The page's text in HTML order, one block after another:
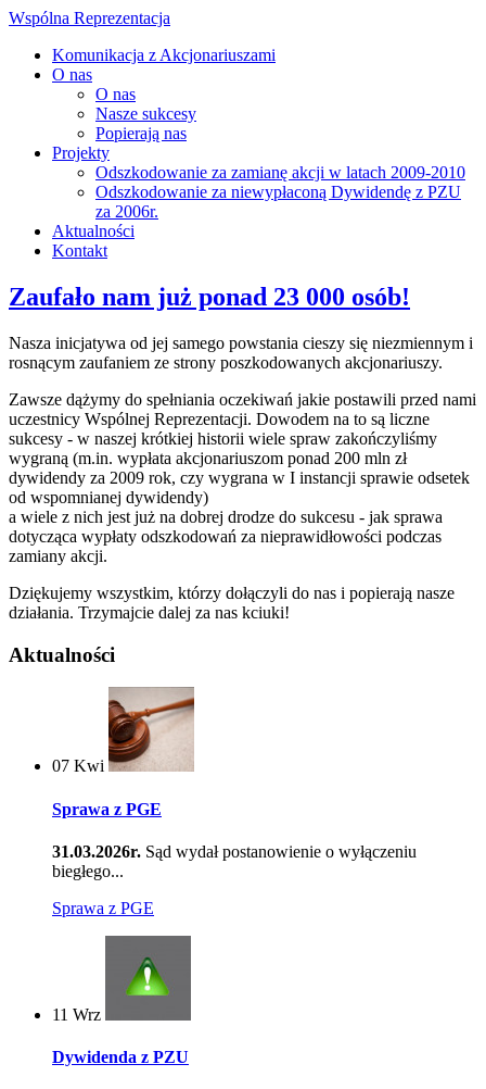
Wspólna Reprezentacja
Komunikacja z Akcjonariuszami
O nas
O nas
Nasze sukcesy
Popierają nas
Projekty
Odszkodowanie za zamianę akcji w latach 2009-2010
Odszkodowanie za niewypłaconą Dywidendę z PZU
za 2006r.
Aktualności
Kontakt
Zaufało nam już ponad 23 000 osób!
Nasza inicjatywa od jej samego powstania cieszy się niezmiennym i
rosnącym zaufaniem ze strony poszkodowanych akcjonariuszy.
Zawsze dążymy do spełniania oczekiwań jakie postawili przed nami
uczestnicy Wspólnej Reprezentacji. Dowodem na to są liczne
sukcesy - w naszej krótkiej historii wiele spraw zakończyliśmy
wygraną (m.in. wypłata akcjonariuszom ponad 200 mln zł
dywidendy za 2009 rok, czy wygrana w I instancji sprawie odsetek
od wspomnianej dywidendy)
a wiele z nich jest już na dobrej drodze do sukcesu - jak sprawa
dotycząca wypłaty odszkodowań za nieprawidłowości podczas
zamiany akcji.
Dziękujemy wszystkim, którzy dołączyli do nas i popierają nasze
działania. Trzymajcie dalej za nas kciuki!
Aktualności
07 Kwi
Sprawa z PGE
31.03.2026r. Sąd wydał postanowienie o wyłączeniu
biegłego...
Sprawa z PGE
11 Wrz
Dywidenda z PZU